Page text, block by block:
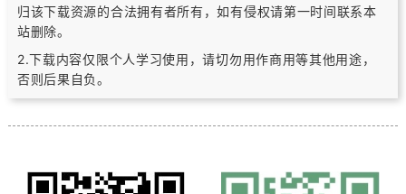
归该下载资源的合法拥有者所有，如有侵权请第一时间联系本
站删除。
2.下载内容仅限个人学习使用，请切勿用作商用等其他用途，
否则后果自负。